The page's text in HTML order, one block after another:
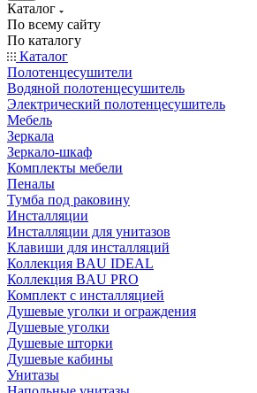
Каталог
По всему сайту
По каталогу
Каталог
Полотенцесушители
Водяной полотенцесушитель
Электрический полотенцесушитель
Мебель
Зеркала
Зеркало-шкаф
Комплекты мебели
Пеналы
Тумба под раковину
Инсталляции
Инсталляции для унитазов
Клавиши для инсталляций
Коллекция BAU IDEAL
Коллекция BAU PRO
Комплект с инсталляцией
Душевые уголки и ограждения
Душевые уголки
Душевые шторки
Душевые кабины
Унитазы